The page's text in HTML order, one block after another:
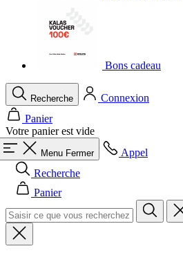
Bons cadeau
Recherche
Connexion
Panier
Votre panier est vide
Menu Fermer
Appel
Recherche
Panier